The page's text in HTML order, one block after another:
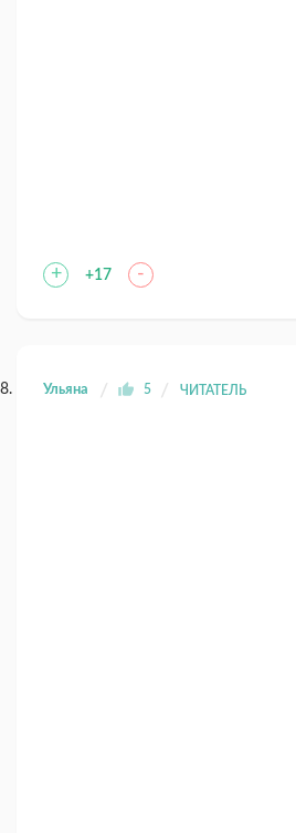
+ +17 -
Ульяна 5 ЧИТАТЕЛЬ